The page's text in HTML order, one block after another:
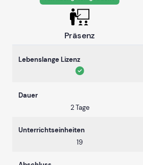
Präsenz
Lebenslange Lizenz
Dauer
2 Tage
Unterrichtseinheiten
19